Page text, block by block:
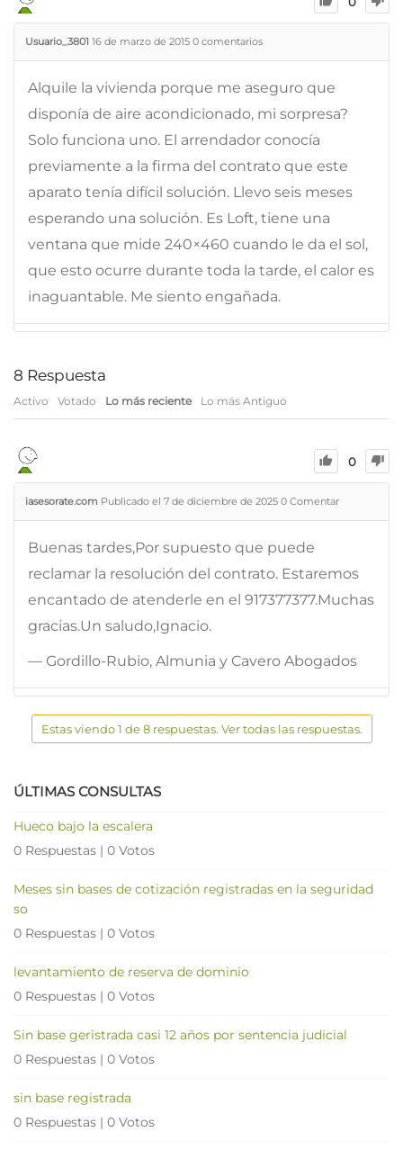
Usuario_3801 16 de marzo de 2015 0 comentarios
Alquile la vivienda porque me aseguro que
disponía de aire acondicionado, mi sorpresa?
Solo funciona uno. El arrendador conocía
previamente a la firma del contrato que este
aparato tenía difícil solución. Llevo seis meses
esperando una solución. Es Loft, tiene una
ventana que mide 240×460 cuando le da el sol,
que esto ocurre durante toda la tarde, el calor es
inaguantable. Me siento engañada.
8 Respuesta
Activo Votado Lo más reciente Lo más Antiguo
0
iasesorate.com Publicado el 7 de diciembre de 2025 0 Comentar
Buenas tardes,Por supuesto que puede
reclamar la resolución del contrato. Estaremos
encantado de atenderle en el 917377377.Muchas
gracias.Un saludo,Ignacio.
— Gordillo-Rubio, Almunia y Cavero Abogados
Estas viendo 1 de 8 respuestas. Ver todas las respuestas.
ÚLTIMAS CONSULTAS
Hueco bajo la escalera
0 Respuestas | 0 Votos
Meses sin bases de cotización registradas en la seguridad
so
0 Respuestas | 0 Votos
levantamiento de reserva de dominio
0 Respuestas | 0 Votos
Sin base geristrada casi 12 años por sentencia judicial
0 Respuestas | 0 Votos
sin base registrada
0 Respuestas | 0 Votos